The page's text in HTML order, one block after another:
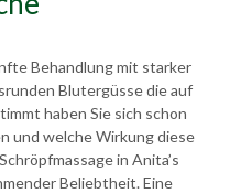
Behandlung mit starker
Blutergüsse die auf
haben Sie sich schon
und welche Wirkung diese
in Anita’s
Beliebtheit. Eine